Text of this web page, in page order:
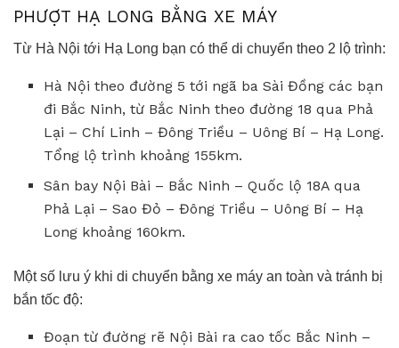
PHƯỢT HẠ LONG BẰNG XE MÁY
Từ Hà Nội tới Hạ Long bạn có thể di chuyển theo 2 lộ trình:
Hà Nội theo đường 5 tới ngã ba Sài Đồng các bạn
đi Bắc Ninh, từ Bắc Ninh theo đường 18 qua Phả
Lại – Chí Linh – Đông Triều – Uông Bí – Hạ Long.
Tổng lộ trình khoảng 155km.
Sân bay Nội Bài – Bắc Ninh – Quốc lộ 18A qua
Phả Lại – Sao Đỏ – Đông Triều – Uông Bí – Hạ
Long khoảng 160km.
Một số lưu ý khi di chuyển bằng xe máy an toàn và tránh bị
bắn tốc độ:
Đoạn từ đường rẽ Nội Bài ra cao tốc Bắc Ninh –